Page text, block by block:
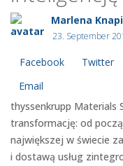
Marlena
23. September
Facebook Twitter
Email
thyssenkrupp Materials
transformację: od
największej w świecie
i dostawą usług